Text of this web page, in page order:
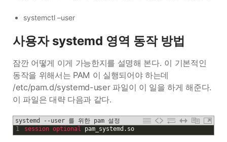
systemctl –user
사용자 systemd 영역 동작 방법
잠깐 어떻게 이게 가능한지를 설명해 본다. 이 기본적인
동작을 위해서는 PAM 이 실행되어야 하는데
/etc/pam.d/systemd-user 파일이 이 일을 하게 해준다.
이 파일은 대략 다음과 같다.
systemd --user 를 위한 pam 설정
1
session optional pam_systemd . so